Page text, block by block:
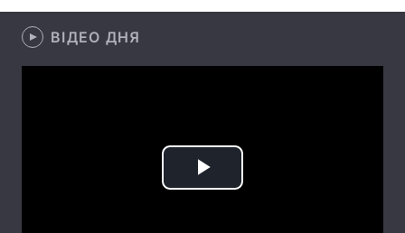
Екологія Регіони
Лонгріди
Думки
Вакансії
ВІДЕО ДНЯ
Play